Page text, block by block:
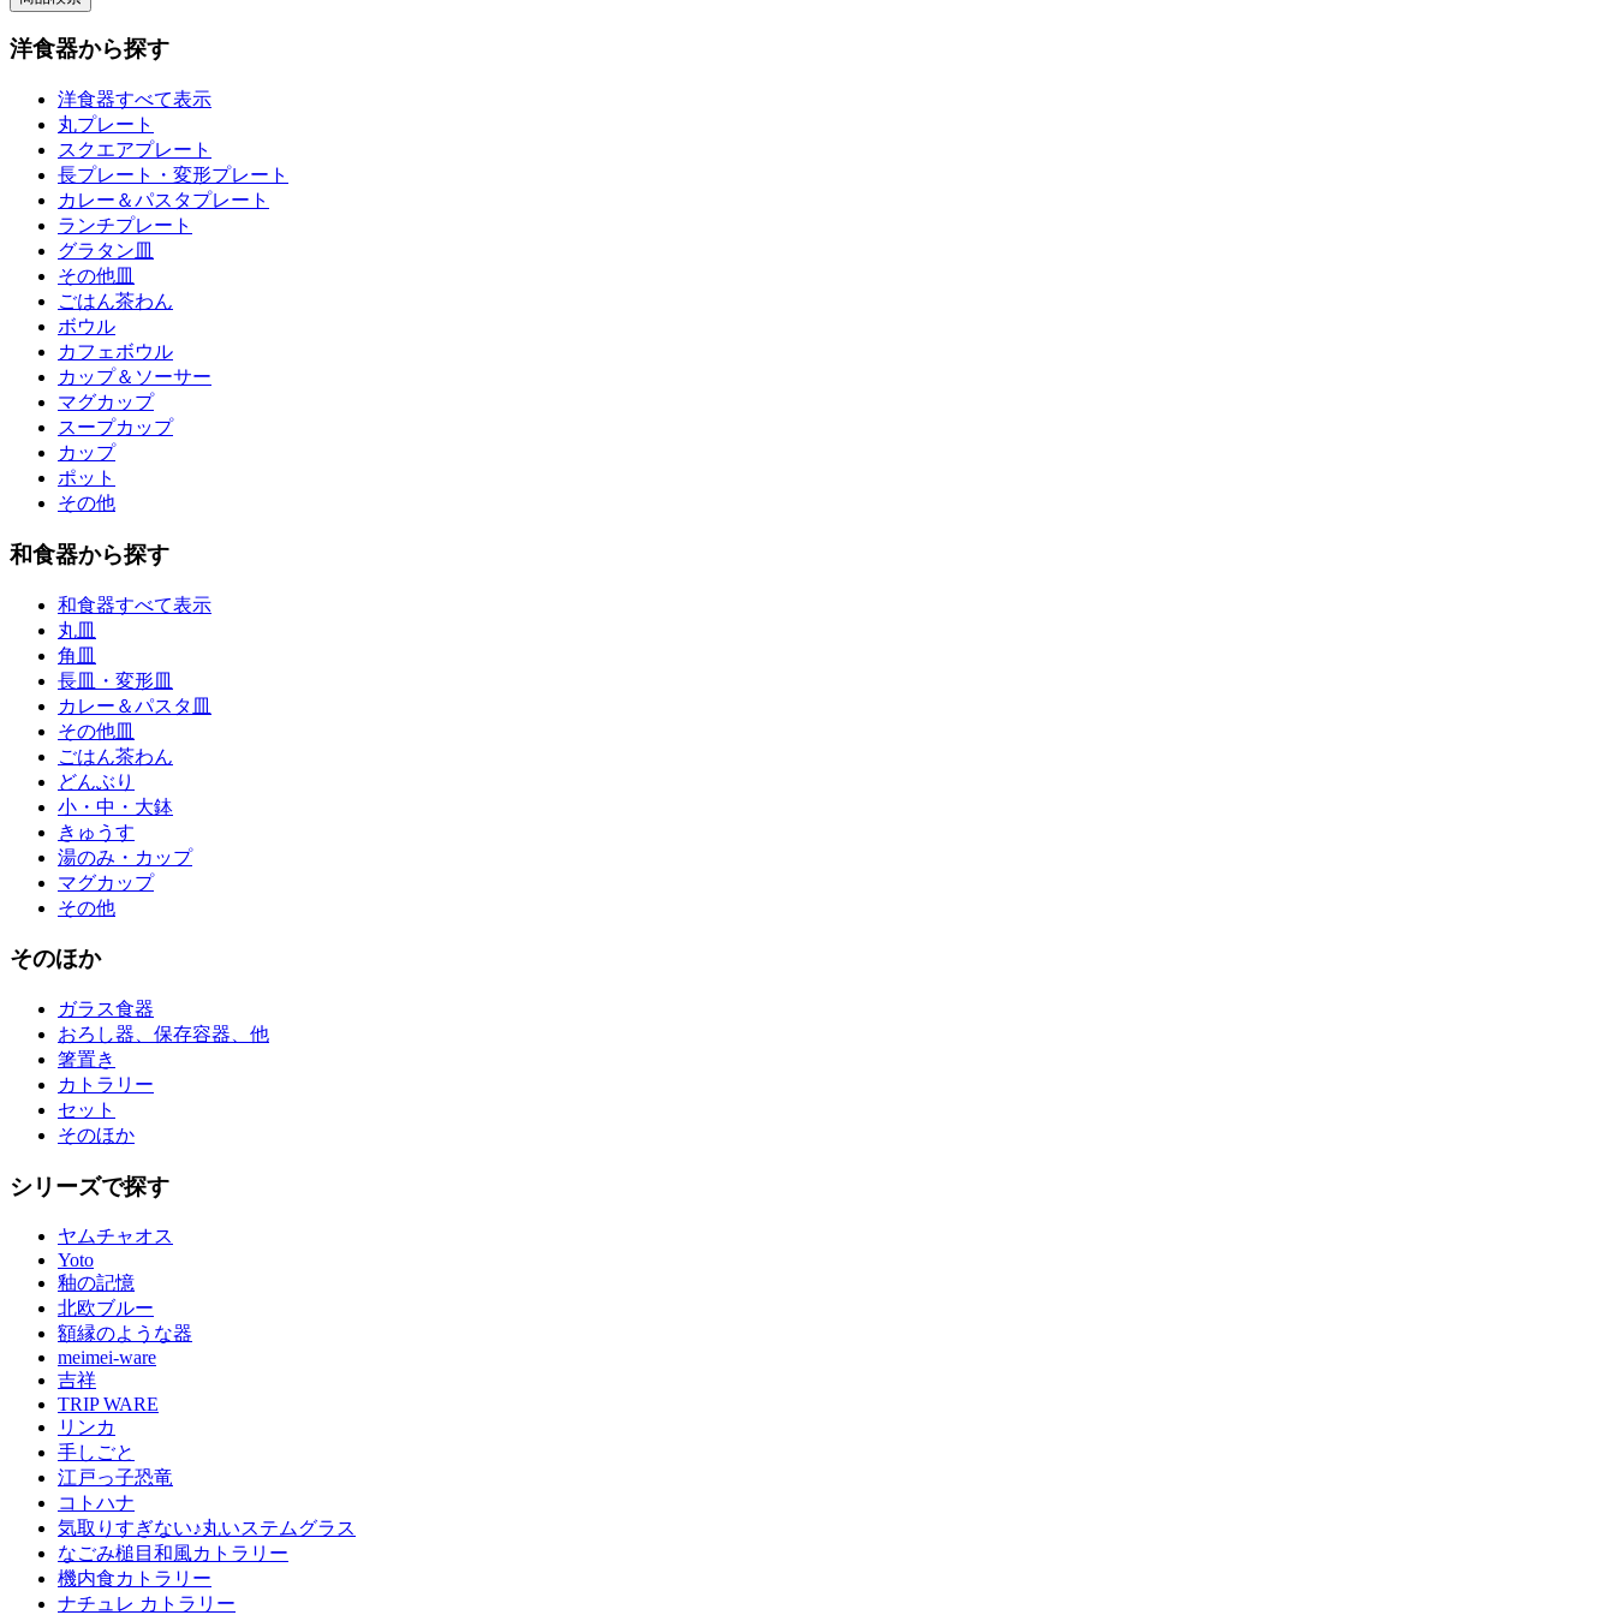
洋食器から探す
洋食器すべて表示
丸プレート
スクエアプレート
長プレート・変形プレート
カレー＆パスタプレート
ランチプレート
グラタン皿
その他皿
ごはん茶わん
ボウル
カフェボウル
カップ＆ソーサー
マグカップ
スープカップ
カップ
ポット
その他
和食器から探す
和食器すべて表示
丸皿
角皿
長皿・変形皿
カレー＆パスタ皿
その他皿
ごはん茶わん
どんぶり
小・中・大鉢
きゅうす
湯のみ・カップ
マグカップ
その他
そのほか
ガラス食器
おろし器、保存容器、他
箸置き
カトラリー
セット
そのほか
シリーズで探す
ヤムチャオス
Yoto
釉の記憶
北欧ブルー
額縁のような器
meimei-ware
吉祥
TRIP WARE
リンカ
手しごと
江戸っ子恐竜
コトハナ
気取りすぎない♪丸いステムグラス
なごみ槌目和風カトラリー
機内食カトラリー
ナチュレ カトラリー